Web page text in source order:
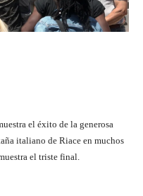
el éxito de la generosa
italiano de Riace en muchos
el triste final.